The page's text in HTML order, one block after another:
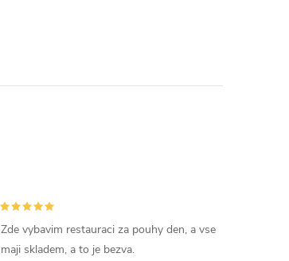
Zde vybavim restauraci za pouhy den, a vse
maji skladem, a to je bezva.